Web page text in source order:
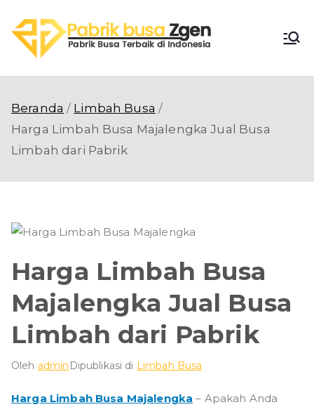
ke
konten
Pabri
Busa
Beranda
Limbah Busa
Harga Limbah Busa Majalengka Jual Busa
Limbah dari Pabrik
Harga Limbah Busa
Majalengka Jual Busa
Limbah dari Pabrik
Oleh admin Dipublikasi di Limbah Busa
Harga Limbah Busa Majalengka – Apakah Anda